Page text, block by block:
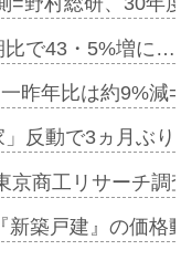
比で43・5%増に…
昨年比は約9%
反動で3ヵ月ぶ
京商工リサーチ
新築戸建』の価